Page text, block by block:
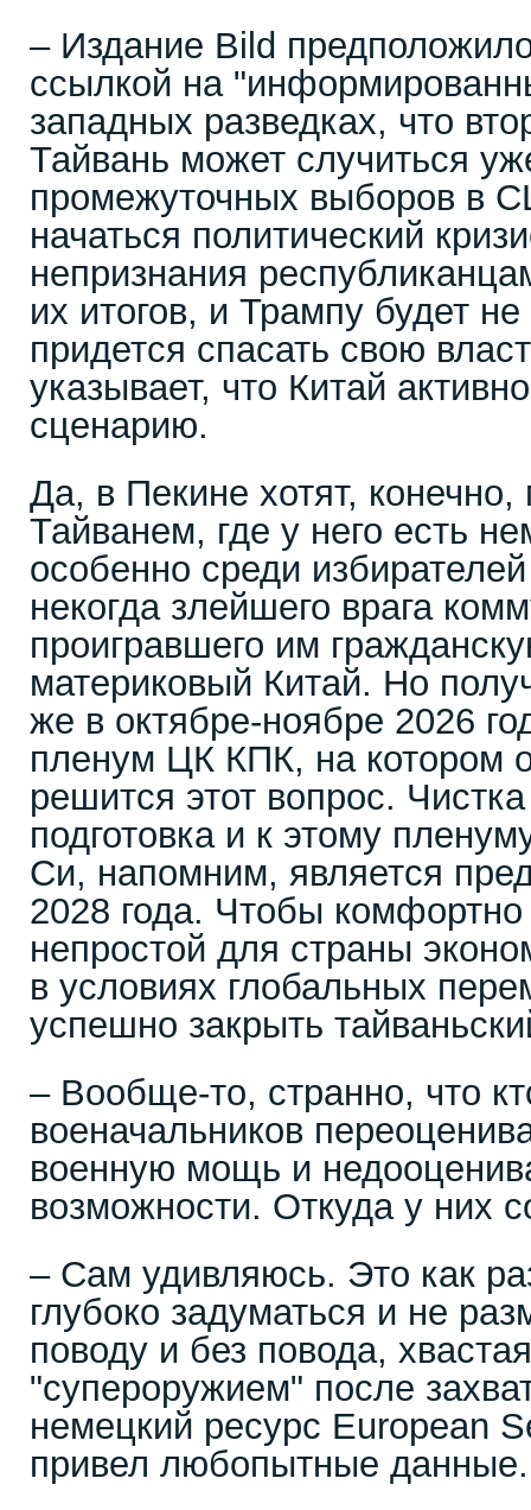
– Издание Bild
ссылкой на
западных разведках, что
Тайвань может случиться
промежуточных выборов в
начаться политический
непризнания
их итогов, и Трампу будет
придется спасать свою
указывает, что Китай
сценарию.
Да, в Пекине хотят,
Тайванем, где у него есть
особенно среди
некогда злейшего врага
проигравшего им
материковый Китай. Но
же в октябре-ноябре 2026
пленум ЦК КПК, на котором
решится этот вопрос.
подготовка и к этому
Си, напомним, является
2028 года. Чтобы комфортно
непростой для страны
в условиях глобальных
успешно закрыть
– Вообще-то, странно, что
военачальников
военную мощь и
возможности. Откуда у них
– Сам удивляюсь. Это как
глубоко задуматься и не
поводу и без повода,
"супероружием" после
немецкий ресурс European
привел любопытные данные.